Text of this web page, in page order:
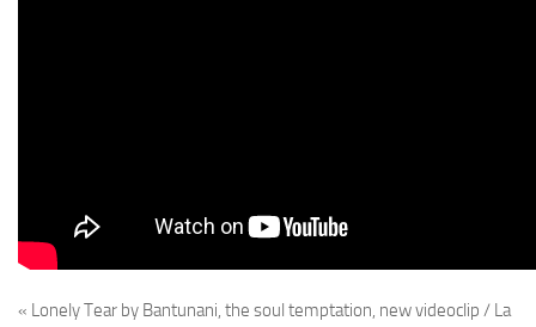
« Lonely Tear by Bantunani, the soul temptation, new videoclip / La